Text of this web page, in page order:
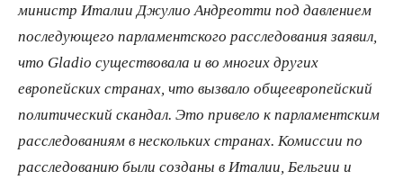
министр Италии Джулио Андреотти под давлением
последующего парламентского расследования заявил,
что Gladio существовала и во многих других
европейских странах, что вызвало общеевропейский
политический скандал. Это привело к парламентским
расследованиям в нескольких странах. Комиссии по
расследованию были созданы в Италии, Бельгии и